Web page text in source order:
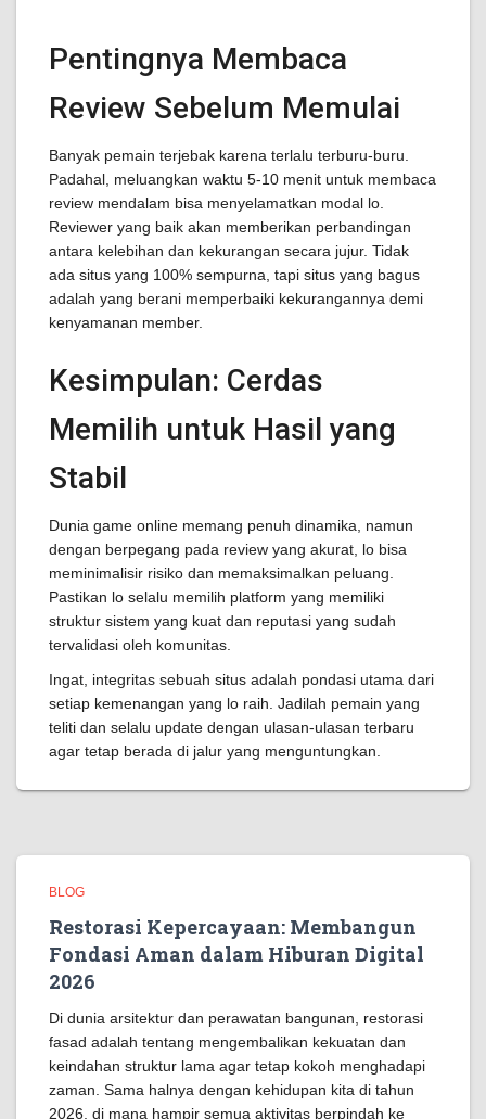
Pentingnya Membaca
Review Sebelum Memulai
Banyak pemain terjebak karena terlalu terburu-buru.
Padahal, meluangkan waktu 5-10 menit untuk membaca
review mendalam bisa menyelamatkan modal lo.
Reviewer yang baik akan memberikan perbandingan
antara kelebihan dan kekurangan secara jujur. Tidak
ada situs yang 100% sempurna, tapi situs yang bagus
adalah yang berani memperbaiki kekurangannya demi
kenyamanan member.
Kesimpulan: Cerdas
Memilih untuk Hasil yang
Stabil
Dunia game online memang penuh dinamika, namun
dengan berpegang pada review yang akurat, lo bisa
meminimalisir risiko dan memaksimalkan peluang.
Pastikan lo selalu memilih platform yang memiliki
struktur sistem yang kuat dan reputasi yang sudah
tervalidasi oleh komunitas.
Ingat, integritas sebuah situs adalah pondasi utama dari
setiap kemenangan yang lo raih. Jadilah pemain yang
teliti dan selalu update dengan ulasan-ulasan terbaru
agar tetap berada di jalur yang menguntungkan.
BLOG
Restorasi Kepercayaan: Membangun
Fondasi Aman dalam Hiburan Digital
2026
Di dunia arsitektur dan perawatan bangunan, restorasi
fasad adalah tentang mengembalikan kekuatan dan
keindahan struktur lama agar tetap kokoh menghadapi
zaman. Sama halnya dengan kehidupan kita di tahun
2026, di mana hampir semua aktivitas berpindah ke